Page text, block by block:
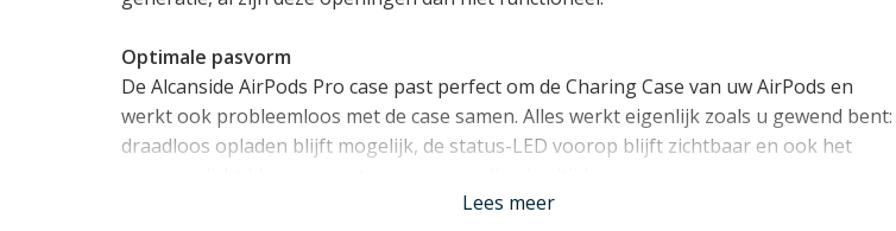
Optimale pasvorm
De Alcanside AirPods Pro case past perfect om de Charing Case van uw AirPods en
werkt ook probleemloos met de case samen. Alles werkt eigenlijk zoals u gewend bent:
draadloos opladen blijft mogelijk, de status-LED voorop blijft zichtbaar en ook het
Lees meer